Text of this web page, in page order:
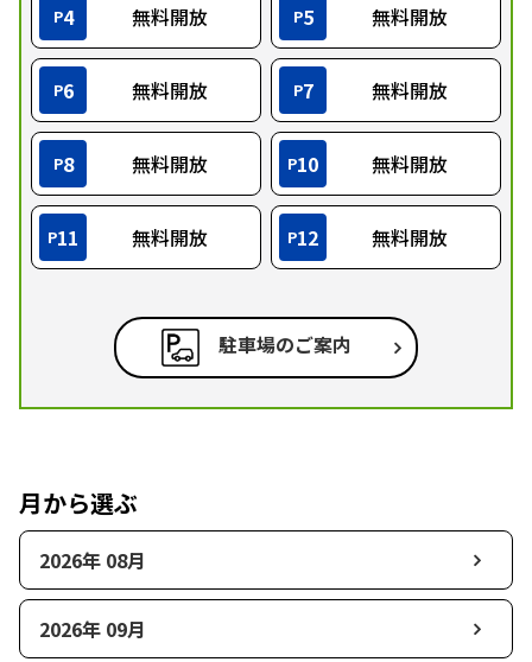
P4 無料開放 P5 無料開放
P6 無料開放 P7 無料開放
P8 無料開放 P10 無料開放
P11 無料開放 P12 無料開放
駐車場のご案内
月から選ぶ
2026年 08月
2026年 09月